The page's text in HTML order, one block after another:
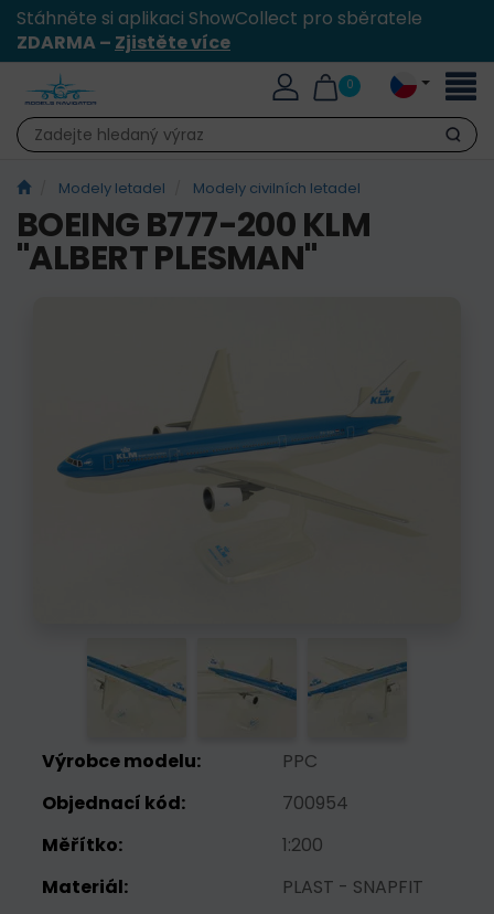
Stáhněte si aplikaci ShowCollect pro sběratele
ZDARMA – Zjistěte více
0
Hledat
Modely letadel Modely civilních letadel
BOEING B777-200 KLM
"ALBERT PLESMAN"
Výrobce modelu:
PPC
Objednací kód:
700954
Měřítko:
1:200
Materiál:
PLAST - SNAPFIT